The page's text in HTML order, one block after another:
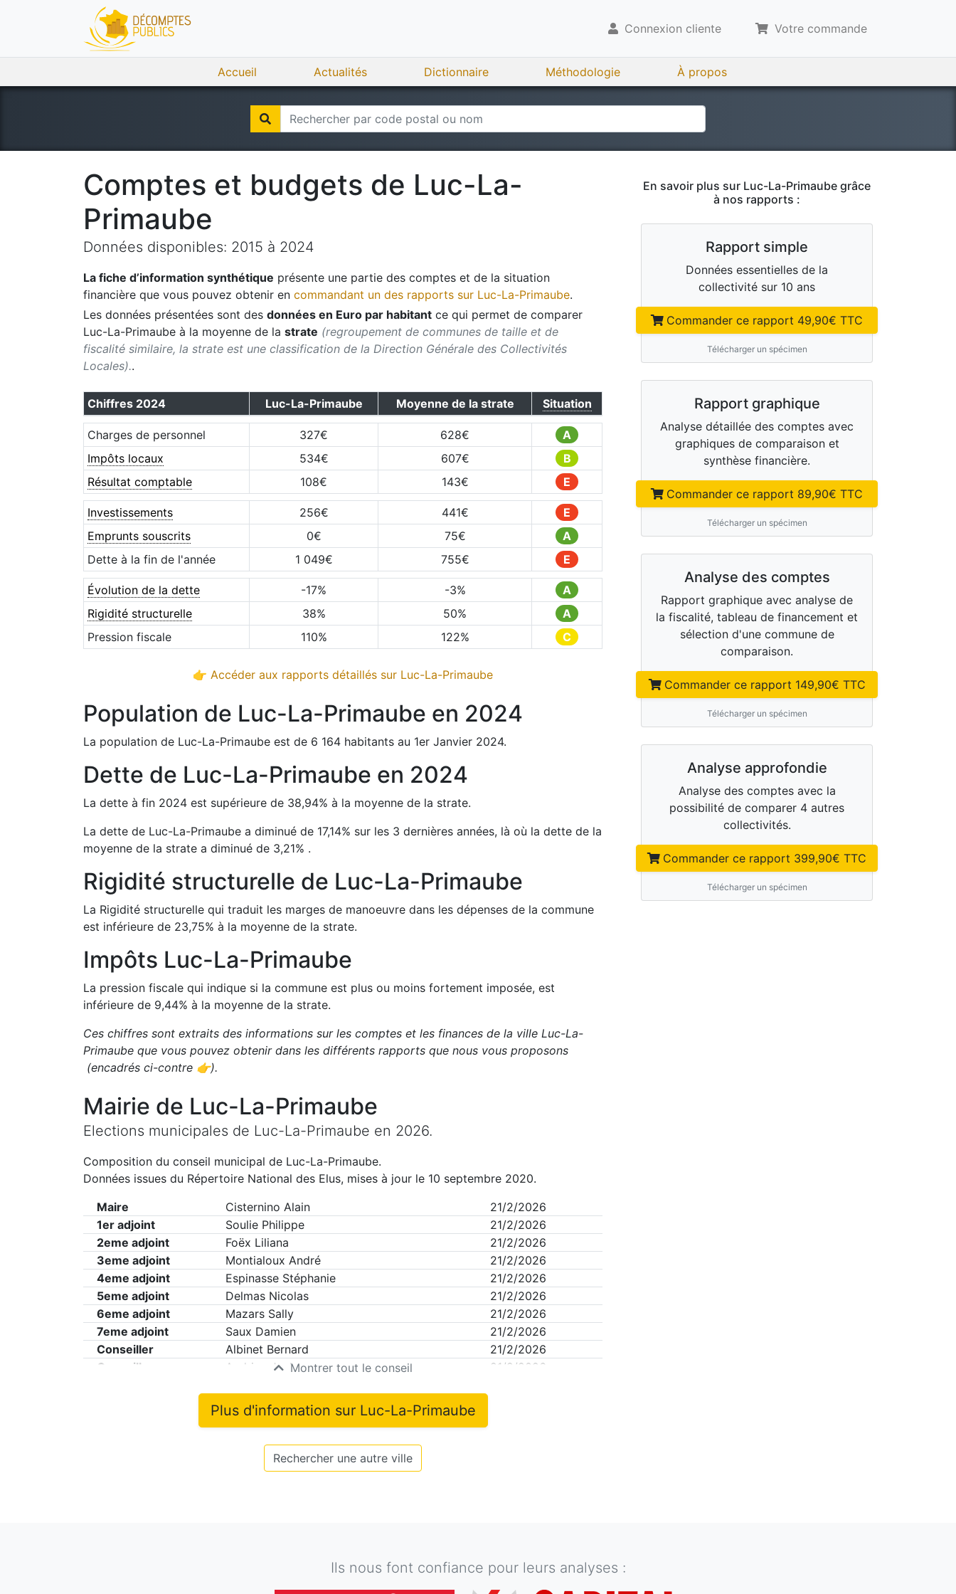
Connexion cliente Votre commande
Accueil Actualités Dictionnaire Méthodologie À propos
Comptes et budgets de Luc-La-
Primaube
Données disponibles: 2015 à 2024
La fiche d’information synthétique présente une partie des comptes et de la situation
financière que vous pouvez obtenir en commandant un des rapports sur Luc-La-Primaube.
Les données présentées sont des données en Euro par habitant ce qui permet de comparer
Luc-La-Primaube à la moyenne de la strate (regroupement de communes de taille et de
fiscalité similaire, la strate est une classification de la Direction Générale des Collectivités
Locales)..
Chiffres 2024 Luc-La-Primaube Moyenne de la strate Situation
Charges de personnel 327€ 628€
A
Impôts locaux
534€ 607€
B
Résultat comptable
108€ 143€ E
Investissements 256€ 441€
E
Emprunts souscrits
0€ 75€
A
Dette à la fin de l'année
1 049€ 755€ E
Évolution de la dette -17% -3%
A
Rigidité structurelle
38% 50%
A
Pression fiscale
110% 122% C
👉 Accéder aux rapports détaillés sur Luc-La-Primaube
Population de Luc-La-Primaube en 2024
La population de Luc-La-Primaube est de 6 164 habitants au 1er Janvier 2024.
Dette de Luc-La-Primaube en 2024
La dette à fin 2024 est supérieure de 38,94% à la moyenne de la strate.
La dette de Luc-La-Primaube a diminué de 17,14% sur les 3 dernières années, là où la dette de la
moyenne de la strate a diminué de 3,21% .
Rigidité structurelle de Luc-La-Primaube
La Rigidité structurelle qui traduit les marges de manoeuvre dans les dépenses de la commune
est inférieure de 23,75% à la moyenne de la strate.
Impôts Luc-La-Primaube
La pression fiscale qui indique si la commune est plus ou moins fortement imposée, est
inférieure de 9,44% à la moyenne de la strate.
Ces chiffres sont extraits des informations sur les comptes et les finances de la ville Luc-La-
Primaube que vous pouvez obtenir dans les différents rapports que nous vous proposons
(encadrés ci-contre 👉).
Mairie de Luc-La-Primaube
Elections municipales de Luc-La-Primaube en 2026.
Composition du conseil municipal de Luc-La-Primaube.
Données issues du Répertoire National des Elus, mises à jour le 10 septembre 2020.
Maire
Cisternino Alain
21/2/2026
1er adjoint
Soulie Philippe
21/2/2026
2eme adjoint
Foëx Liliana
21/2/2026
3eme adjoint
Montialoux André
21/2/2026
4eme adjoint
Espinasse Stéphanie
21/2/2026
5eme adjoint
Delmas Nicolas
21/2/2026
6eme adjoint
Mazars Sally
21/2/2026
7eme adjoint
Saux Damien
21/2/2026
Conseiller
Albinet Bernard
21/2/2026
Conseiller
Andrieu Jacky 21/2/2026
Montrer tout le conseil
Plus d'information sur Luc-La-Primaube
Rechercher une autre ville
En savoir plus sur Luc-La-Primaube grâce
à nos rapports :
Rapport simple
Données essentielles de la
collectivité sur 10 ans
Commander ce rapport 49,90€ TTC
Télécharger un spécimen
Rapport graphique
Analyse détaillée des comptes avec
graphiques de comparaison et
synthèse financière.
Commander ce rapport 89,90€ TTC
Télécharger un spécimen
Analyse des comptes
Rapport graphique avec analyse de
la fiscalité, tableau de financement et
sélection d'une commune de
comparaison.
Commander ce rapport 149,90€ TTC
Télécharger un spécimen
Analyse approfondie
Analyse des comptes avec la
possibilité de comparer 4 autres
collectivités.
Commander ce rapport 399,90€ TTC
Télécharger un spécimen
Ils nous font confiance pour leurs analyses :